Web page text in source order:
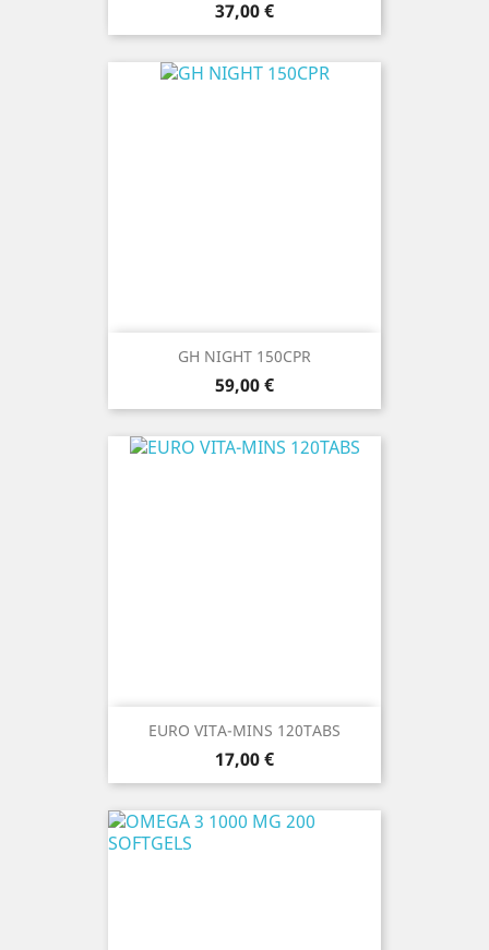
Prezzo
37,00 €
GH NIGHT 150CPR
Prezzo
59,00 €
EURO VITA-MINS 120TABS
Prezzo
17,00 €